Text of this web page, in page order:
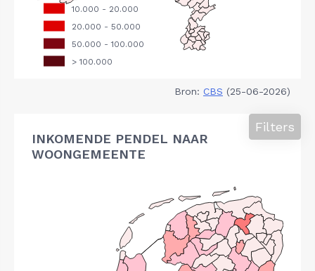
Bron: CBS (25-06-2026)
INKOMENDE PENDEL NAAR
WOONGEMEENTE
Filters